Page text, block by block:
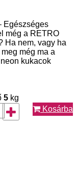
Egészséges
még a RETRO
Ha nem, vagy ha
még ma a
kukacok
5 kg
Kosárba